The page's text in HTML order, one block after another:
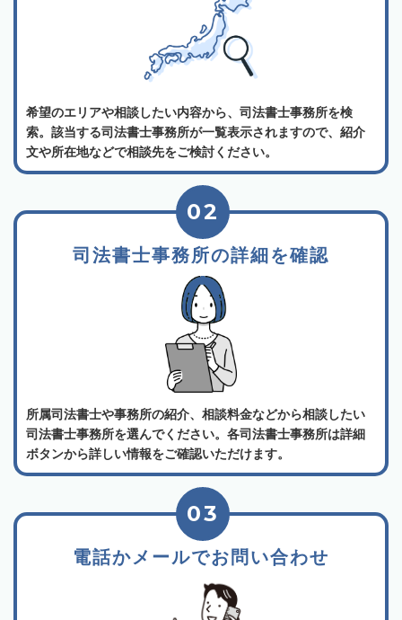
希望のエリアや相談したい内容から、司法書士事務所を検
索。該当する司法書士事務所が一覧表示されますので、紹介
文や所在地などで相談先をご検討ください。
司法書士事務所の詳細を確認
02
所属司法書士や事務所の紹介、相談料金などから相談したい
司法書士事務所を選んでください。各司法書士事務所は詳細
ボタンから詳しい情報をご確認いただけます。
電話かメールでお問い合わせ
03